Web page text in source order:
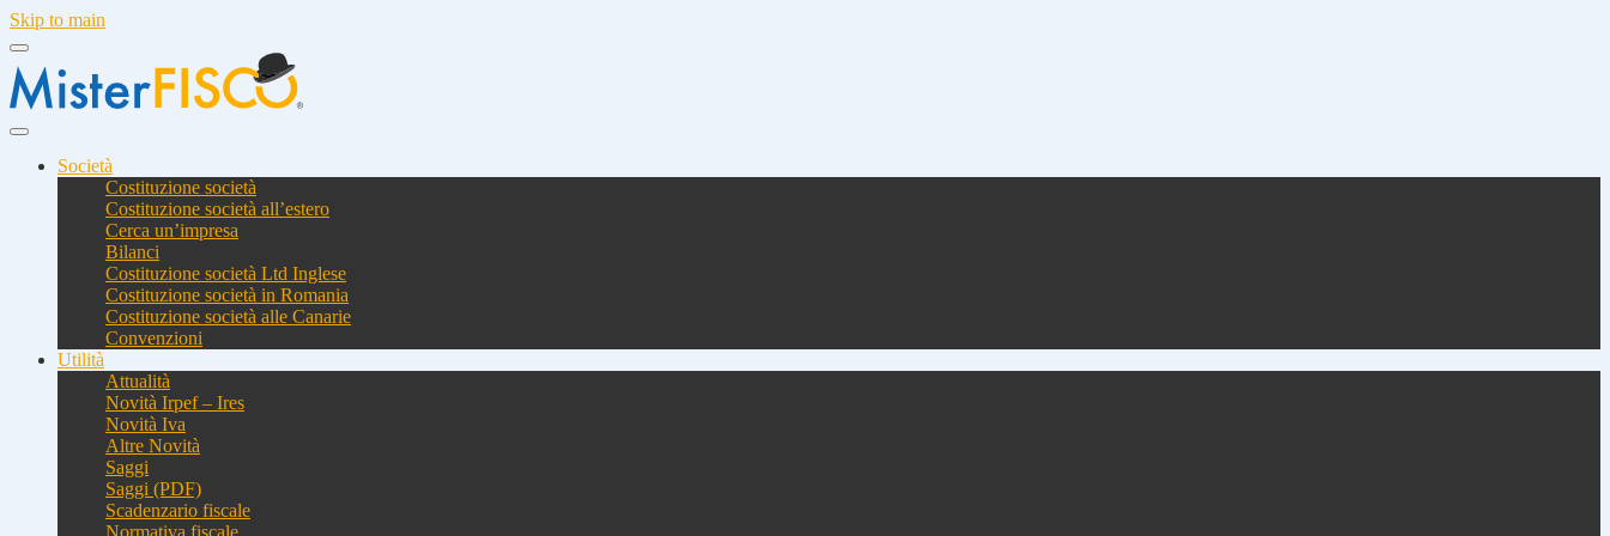
Skip to main
Società
Costituzione società
Costituzione società all’estero
Cerca un’impresa
Bilanci
Costituzione società Ltd Inglese
Costituzione società in Romania
Costituzione società alle Canarie
Convenzioni
Utilità
Attualità
Novità Irpef – Ires
Novità Iva
Altre Novità
Saggi
Saggi (PDF)
Scadenzario fiscale
Normativa fiscale